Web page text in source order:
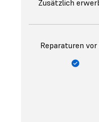
Zusätzlich
Reparaturen vor